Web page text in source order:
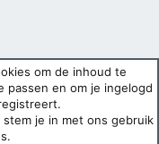
om de inhoud te
passen en om je ingelogd
je in met ons gebruik